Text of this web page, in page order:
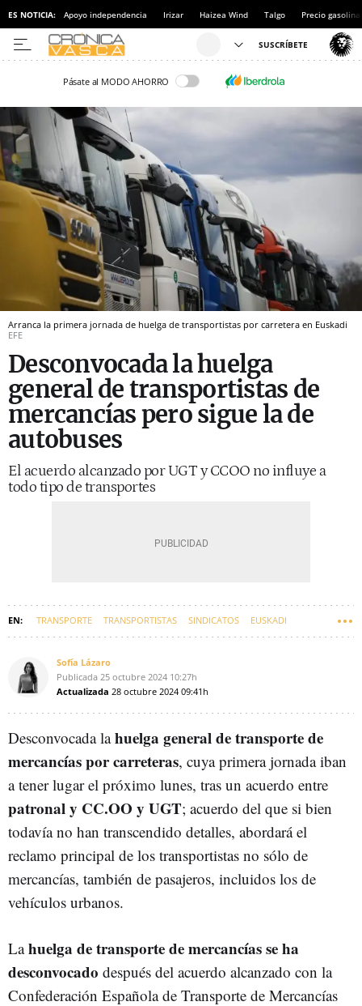
ES NOTICIA: Apoyo independencia Irizar Haizea Wind Talgo Precio gasolina
Pásate al MODO AHORRO
Arranca la primera jornada de huelga de transportistas por carretera en Euskadi
EFE
Desconvocada la huelga
general de transportistas de
mercancías pero sigue la de
autobuses
El acuerdo alcanzado por UGT y CCOO no influye a
todo tipo de transportes
TRANSPORTE TRANSPORTISTAS SINDICATOS EUSKADI
Sofía Lázaro
Publicada 25 octubre 2024 10:27h
Actualizada 28 octubre 2024 09:41h
Desconvocada lahuelga general de transporte de
mercancías por carreteras, cuya primera jornada iban
a tener lugar el próximo lunes, tras un acuerdo entre
patronal y CC.OO y UGT; acuerdo del que si bien
todavía no han transcendido detalles, abordará el
reclamo principal de los transportistas no sólo de
mercancías, también de pasajeros, incluidos los de
vehículos urbanos.
Lahuelga de transporte de mercancías se ha
desconvocado después del acuerdo alcanzado con la
Confederación Española de Transporte de Mercancías